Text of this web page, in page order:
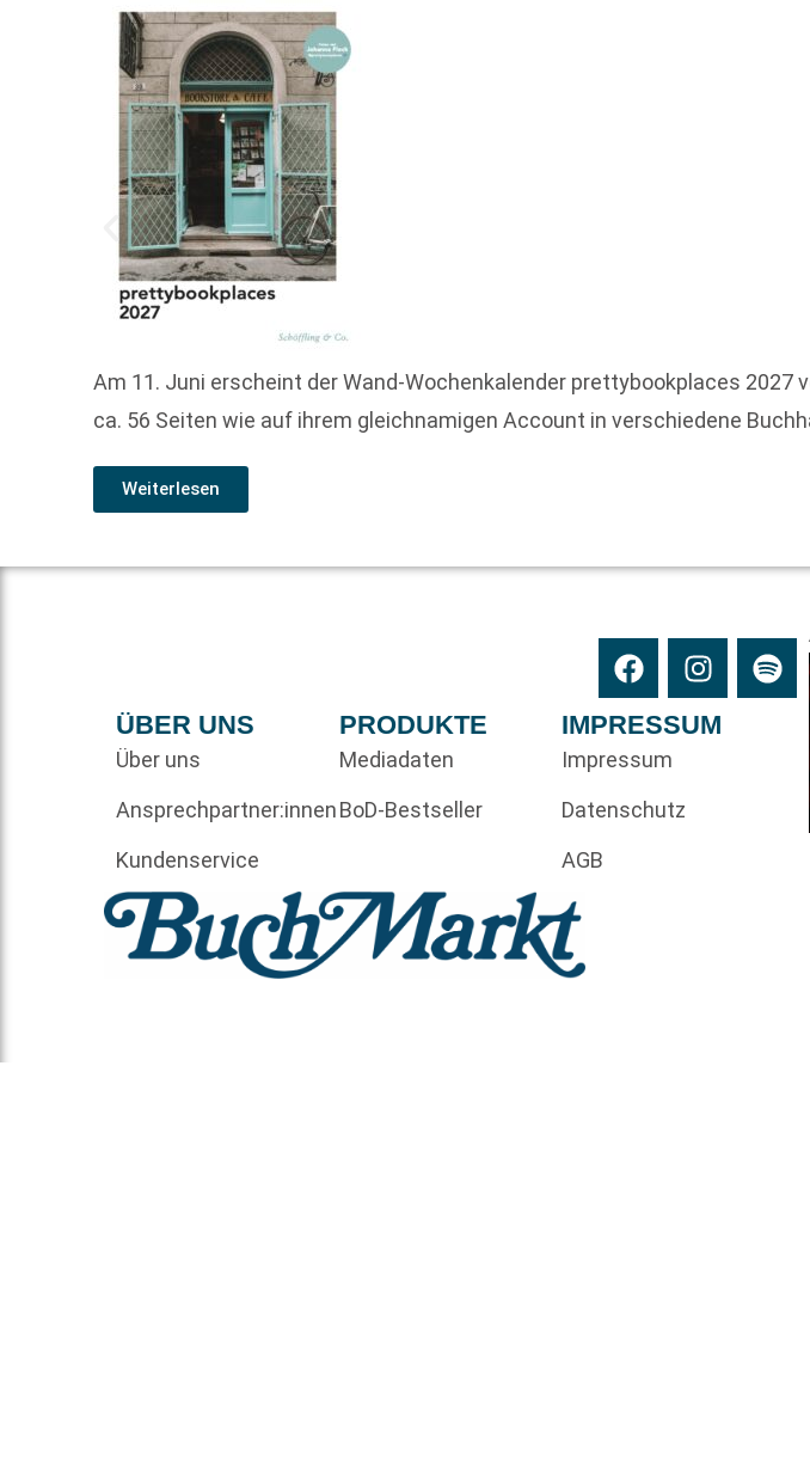
Am 11. Juni erscheint der Wand-Wochenkalender prettybookplaces 2027
ca. 56 Seiten wie auf ihrem gleichnamigen Account in verschiedene
Weiterlesen
ÜBER UNS
Über uns
Ansprechpartner:innen
Kundenservice
PRODUKTE
Mediadaten
BoD-Bestseller
IMPRESSUM
Impressum
Datenschutz
AGB